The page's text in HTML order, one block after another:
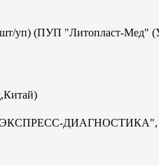
шт/уп) (ПУП "Литопласт-Мед"
ЭКСПРЕСС-ДИАГНОСТИКА",